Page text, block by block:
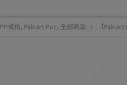
PP戒指, Palnart Poc, 全部商品 【